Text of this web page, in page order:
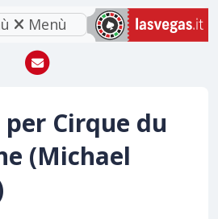
Menù
Cirque du
(Michael